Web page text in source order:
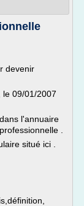
devenir
le 09/01/2007
l'annuaire
.
situé ici .